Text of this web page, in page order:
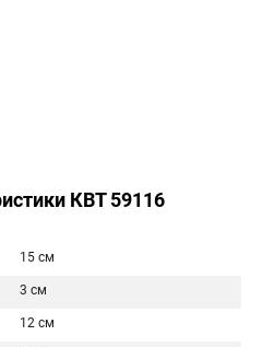
КВТ 59116
15 см
3 см
12 см